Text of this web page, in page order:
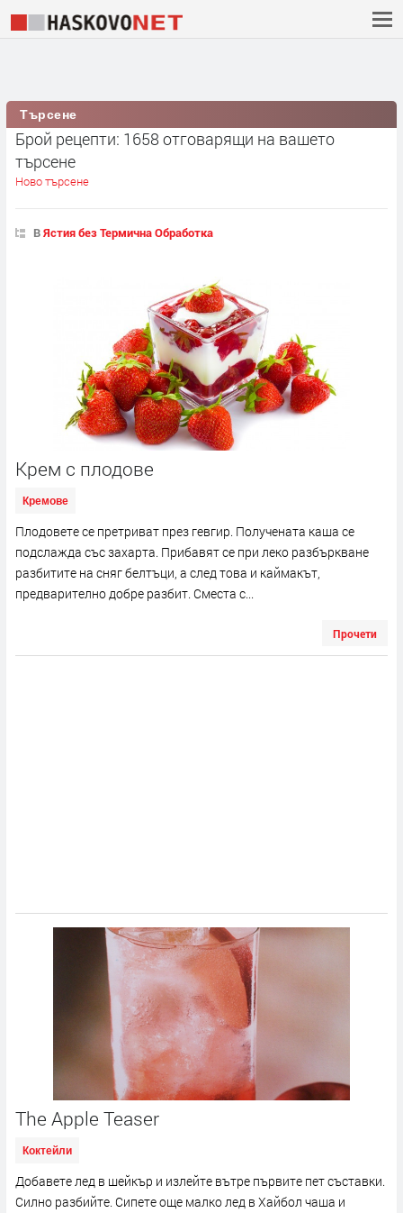
Търсене
Брой рецепти: 1658 отговарящи на вашето
търсене
Ново търсене
ВЯстия без Термична Обработка
Крем с плодове
Кремове
Плодовете се претриват през гевгир. Получената каша се
подслажда със захарта. Прибавят се при леко разбъркване
разбитите на сняг белтъци, а след това и каймакът,
предварително добре разбит. Сместа с...
Прочети
The Apple Teaser
Коктейли
Добавете лед в шейкър и излейте вътре първите пет съставки.
Силно разбийте. Сипете още малко лед в Хайбол чаша и